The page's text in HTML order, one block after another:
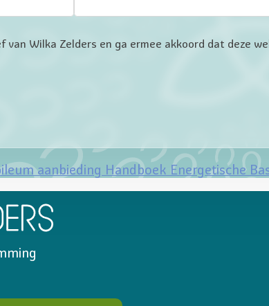
van Wilka Zelders en ga ermee akkoord dat deze
aanbieding Handboek Energetische